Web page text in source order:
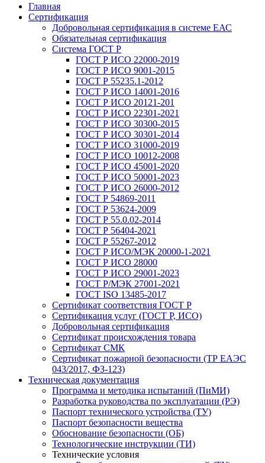
Главная
Сертификация
Добровольная сертификация в системе ЕАС
Обязательная сертификация
Система ГОСТ Р
ГОСТ Р ИСО 22000-2019
ГОСТ Р ИСО 9001-2015
ГОСТ Р 55235.1-2012
ГОСТ Р ИСО 14001-2016
ГОСТ Р ИСО 20121-201
ГОСТ Р ИСО 22301-2021
ГОСТ Р ИСО 30300-2015
ГОСТ Р ИСО 30301-2014
ГОСТ Р ИСО 31000-2019
ГОСТ Р ИСО 10012-2008
ГОСТ Р ИСО 45001-2020
ГОСТ Р ИСО 50001-2023
ГОСТ Р ИСО 26000-2012
ГОСТ Р 54869-2011
ГОСТ Р 53624-2009
ГОСТ Р 55.0.02-2014
ГОСТ Р 56404-2021
ГОСТ Р 55267-2012
ГОСТ Р ИСО/МЭК 20000-1-2021
ГОСТ Р ИСО 28000
ГОСТ Р ИСО 29001-2023
ГОСТ Р/МЭК 27001-2021
ГОСТ ISO 13485-2017
Сертификат соответствия ГОСТ Р
Сертификация услуг (ГОСТ Р, ИСО)
Добровольная сертификация
Сертификат происхождения товара
Сертификат СМК
Сертификат пожарной безопасности (ТР ЕАЭС
043/2017, ФЗ-123)
Техническая документация
Программа и методика испытаний (ПиМИ)
Разработка руководства по эксплуатации (РЭ)
Паспорт технического устройства (ТУ)
Паспорт безопасности вещества
Обоснование безопасности (ОБ)
Технологические инструкции (ТИ)
Технические условия